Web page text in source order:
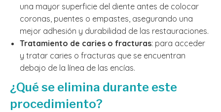
una mayor superficie del diente antes de colocar
coronas, puentes o empastes, asegurando una
mejor adhesión y durabilidad de las restauraciones.
Tratamiento de caries o fracturas: para acceder
y tratar caries o fracturas que se encuentran
debajo de la línea de las encías.
¿Qué se elimina durante este
procedimiento?